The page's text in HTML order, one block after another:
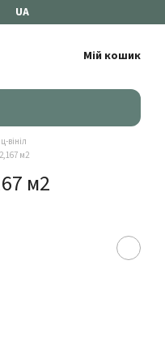
UA
Мій кошик
вініл
м2
м2